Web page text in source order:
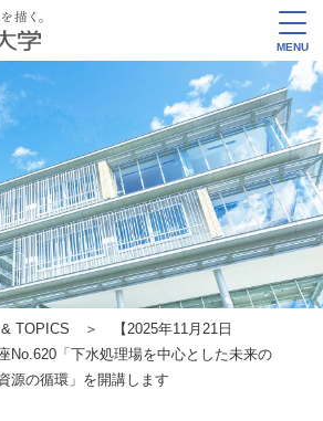
MENU
TOPICS ＞ 【2025年11月21日
No.620「下水処理場を中心とした未来の
源の循環」を開講します